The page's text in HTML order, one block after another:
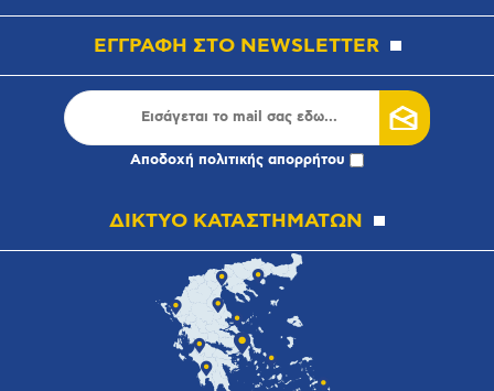
ΕΓΓΡΑΦΗ ΣΤΟ NEWSLETTER
Αποδοχή πολιτικής απορρήτου
ΔΙΚΤΥΟ ΚΑΤΑΣΤΗΜΑΤΩΝ